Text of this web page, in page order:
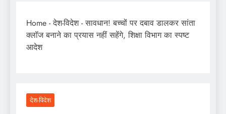
Home -देश-विदेश-सावधान! बच्चों पर दबाव डालकर सांता
क्लॉज बनाने का प्रयास नहीं सहेंगे, शिक्षा विभाग का स्पष्ट
आदेश
देश-विदेश